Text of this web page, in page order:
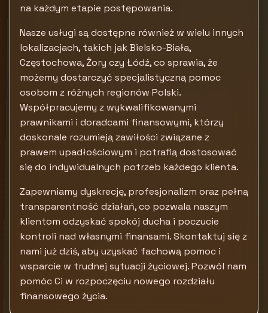
na każdym etapie postępowania.
Nasze usługi są dostępne również w wielu innych
lokalizacjach, takich jak Bielsko-Biała,
Częstochowa, Żory czy Łódź, co sprawia, że
możemy dostarczyć specjalistyczną pomoc
osobom z różnych regionów Polski.
Współpracujemy z wykwalifikowanymi
prawnikami i doradcami finansowymi, którzy
doskonale rozumieją zawiłości związane z
prawem upadłościowym i potrafią dostosować
się do indywidualnych potrzeb każdego klienta.
Zapewniamy dyskrecję, profesjonalizm oraz pełną
transparentność działań, co pozwala naszym
klientom odzyskać spokój ducha i poczucie
kontroli nad własnymi finansami. Skontaktuj się z
nami już dziś, aby uzyskać fachową pomoc i
wsparcie w trudnej sytuacji życiowej. Pozwól nam
pomóc Ci w rozpoczęciu nowego rozdziału
finansowego życia.